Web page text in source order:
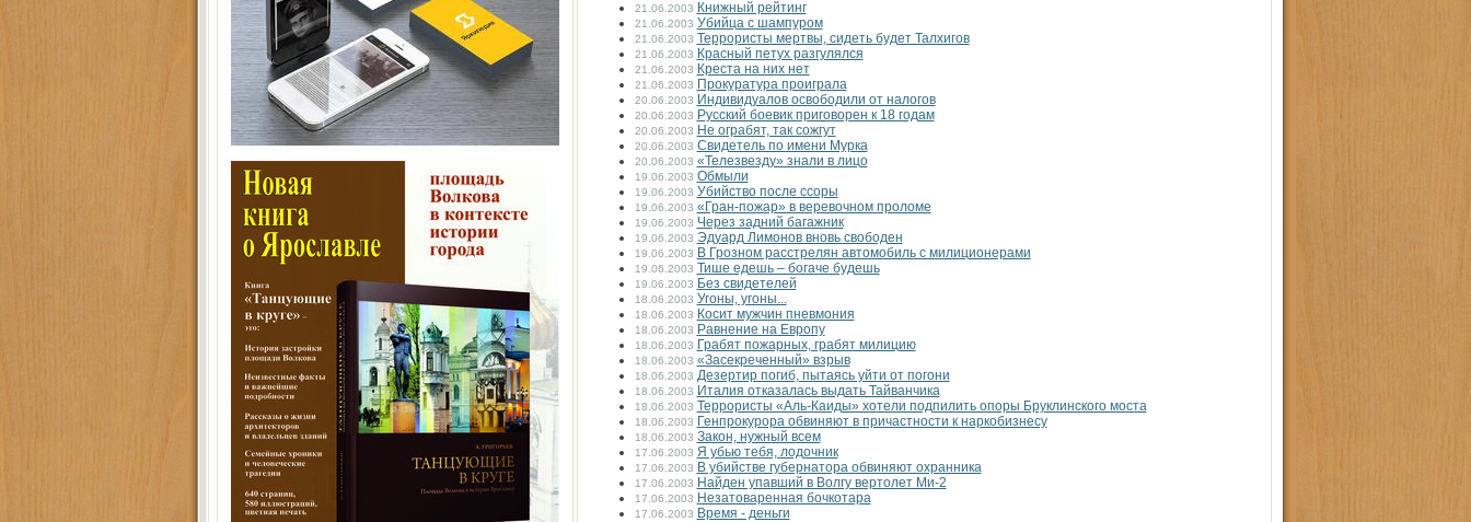
21.06.2003 Книжный рейтинг
21.06.2003 Убийца с шампуром
21.06.2003 Террористы мертвы, сидеть будет Талхигов
21.06.2003 Красный петух разгулялся
21.06.2003 Креста на них нет
21.06.2003 Прокуратура проиграла
20.06.2003 Индивидуалов освободили от налогов
20.06.2003 Русский боевик приговорен к 18 годам
20.06.2003 Не ограбят, так сожгут
20.06.2003 Свидетель по имени Мурка
20.06.2003 «Телезвезду» знали в лицо
19.06.2003 Обмыли
19.06.2003 Убийство после ссоры
19.06.2003 «Гран-пожар» в веревочном проломе
19.06.2003 Через задний багажник
19.06.2003 Эдуард Лимонов вновь свободен
19.06.2003 В Грозном расстрелян автомобиль с милиционерами
19.06.2003 Тише едешь – богаче будешь
19.06.2003 Без свидетелей
18.06.2003 Угоны, угоны...
18.06.2003 Косит мужчин пневмония
18.06.2003 Равнение на Европу
18.06.2003 Грабят пожарных, грабят милицию
18.06.2003 «Засекреченный» взрыв
18.06.2003 Дезертир погиб, пытаясь уйти от погони
18.06.2003 Италия отказалась выдать Тайванчика
18.06.2003 Террористы «Аль-Каиды» хотели подпилить опоры Бруклинского моста
18.06.2003 Генпрокурора обвиняют в причастности к наркобизнесу
18.06.2003 Закон, нужный всем
17.06.2003 Я убью тебя, лодочник
17.06.2003 В убийстве губернатора обвиняют охранника
17.06.2003 Найден упавший в Волгу вертолет Ми-2
17.06.2003 Незатоваренная бочкотара
17.06.2003 Время - деньги